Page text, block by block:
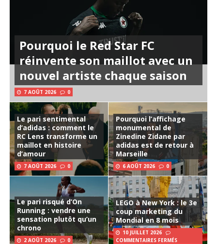
Pourquoi le Red Star FC
réinvente son maillot avec un
nouvel artiste chaque saison
7 AOÛT 2026 0
Le pari sentimental
d’adidas : comment le
RC Lens transforme un
maillot en histoire
d’amour
7 AOÛT 2026 0
Pourquoi l’affichage
monumental de
Zinedine Zidane par
adidas est de retour à
Marseille
6 AOÛT 2026 0
Le pari risqué d’On
Running : vendre une
sensation plutôt qu’un
chrono
2 AOÛT 2026 0
LEGO à New York : le 3e
coup marketing du
Mondial en 8 mois
10 JUILLET 2026
COMMENTAIRES FERMÉS